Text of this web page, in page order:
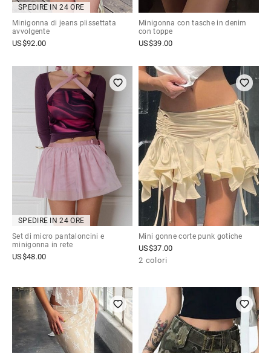
SPEDIRE IN 24 ORE
Minigonna di jeans plissettata
avvolgente
US$92.00
Minigonna con tasche in denim
con toppe
US$39.00
SPEDIRE IN 24 ORE
Set di micro pantaloncini e
minigonna in rete
US$48.00
Mini gonne corte punk gotiche
US$37.00
2 colori